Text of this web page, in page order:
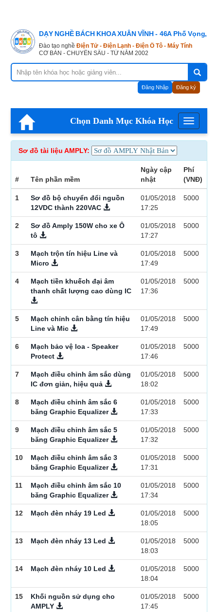
DẠY NGHỀ BÁCH KHOA XUÂN VĨNH - 46A Phố Vọng,
Đào tạo nghề Điện Tử - Điện Lạnh - Điện Ô Tô - Máy Tính
CƠ BẢN - CHUYÊN SÂU - TỪ NĂM 2002
Đăng Nhập Đăng ký
Menu
Chọn Danh Mục Khóa Học
Sơ đồ tài liệu AMPLY:
# Tên phần mềm
Ngày cập
nhật
Phí
(VNĐ)
1
Sơ đồ bộ chuyển đổi nguồn
12VDC thành 220VAC
01/05/2018
17:25
5000
2
Sơ đồ Amply 150W cho xe Ô
tô
01/05/2018
17:27
5000
3
Mạch trộn tín hiệu Line và
Micro
01/05/2018
17:49
5000
4
Mạch tiền khuếch đại âm
thanh chất lượng cao dùng IC
01/05/2018
17:36
5000
5
Mạch chỉnh cân bằng tín hiệu
Line và Mic
01/05/2018
17:49
5000
6
Mạch bảo vệ loa - Speaker
Protect
01/05/2018
17:46
5000
7
Mạch điều chỉnh âm sắc dùng
IC đơn giản, hiệu quả
01/05/2018
18:02
5000
8
Mạch điều chỉnh âm sắc 6
băng Graphic Equalizer
01/05/2018
17:33
5000
9
Mạch điều chỉnh âm sắc 5
băng Graphic Equalizer
01/05/2018
17:32
5000
10
Mạch điều chỉnh âm sắc 3
băng Graphic Equalizer
01/05/2018
17:31
5000
11
Mạch điều chỉnh âm sắc 10
băng Graphic Equalizer
01/05/2018
17:34
5000
12 Mạch đèn nháy 19 Led
01/05/2018
18:05
5000
13 Mạch đèn nháy 13 Led
01/05/2018
18:03
5000
14 Mạch đèn nháy 10 Led
01/05/2018
18:04
5000
15
Khối nguồn sử dụng cho
AMPLY
01/05/2018
17:45
5000